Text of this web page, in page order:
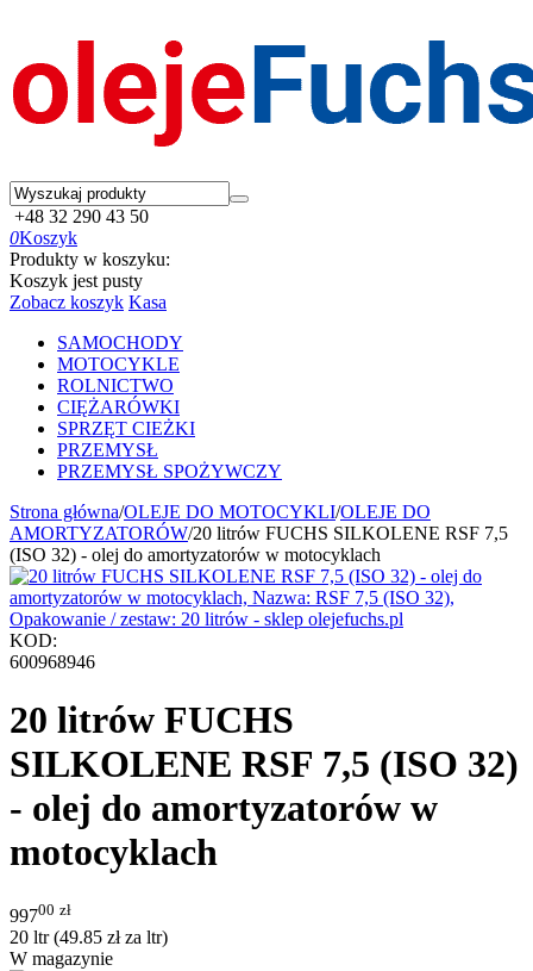
+48 32 290 43 50
0Koszyk
Produkty w koszyku:
Koszyk jest pusty
Zobacz koszyk Kasa
SAMOCHODY
MOTOCYKLE
ROLNICTWO
CIĘŻARÓWKI
SPRZĘT CIEŻKI
PRZEMYSŁ
PRZEMYSŁ SPOŻYWCZY
Strona główna/OLEJE DO MOTOCYKLI/OLEJE DO
AMORTYZATORÓW/20 litrów FUCHS SILKOLENE RSF 7,5
(ISO 32) - olej do amortyzatorów w motocyklach
KOD:
600968946
20 litrów FUCHS
SILKOLENE RSF 7,5 (ISO 32)
- olej do amortyzatorów w
motocyklach
99700 zł
20 ltr (49.85 złza ltr)
W magazynie